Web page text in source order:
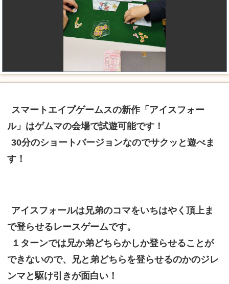
スマートエイプゲームスの新作「アイスフォー
ル」はゲムマの会場で試遊可能です！
30分のショートバージョンなのでサクッと遊べま
す！
アイスフォールは兄弟のコマをいちはやく頂上ま
で登らせるレースゲームです。
１ターンでは兄か弟どちらかしか登らせることが
できないので、兄と弟どちらを登らせるのかのジレ
ンマと駆け引きが面白い！